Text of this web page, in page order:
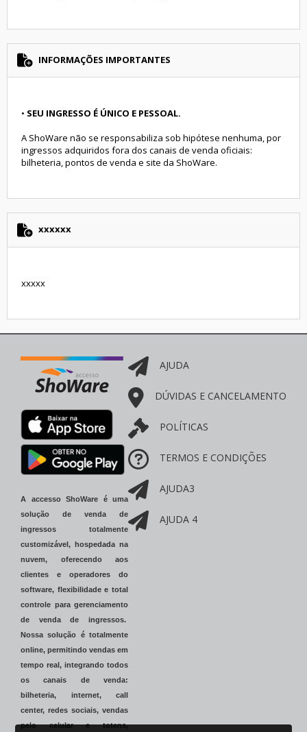
INFORMAÇÕES IMPORTANTES
• SEU INGRESSO É ÚNICO E PESSOAL.
A ShoWare não se responsabiliza sob hipótese nenhuma, por
ingressos adquiridos fora dos canais de venda oficiais:
bilheteria, pontos de venda e site da ShoWare.
xxxxxx
xxxxx
A accesso ShoWare é uma
solução de venda de
ingressos totalmente
customizável, hospedada na
nuvem, oferecendo aos
clientes e operadores do
software, flexibilidade e total
controle para gerenciamento
de venda de ingressos.
Nossa solução é totalmente
online, permitindo vendas em
tempo real, integrando todos
os canais de venda:
bilheteria, internet, call
center, redes sociais, vendas
pelo celular e totens,
AJUDA
DÚVIDAS E CANCELAMENTO
POLÍTICAS
TERMOS E CONDIÇÕES
AJUDA3
AJUDA 4